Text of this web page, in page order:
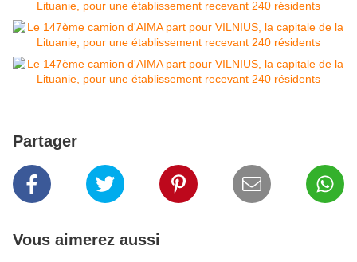
Partager
Vous aimerez aussi